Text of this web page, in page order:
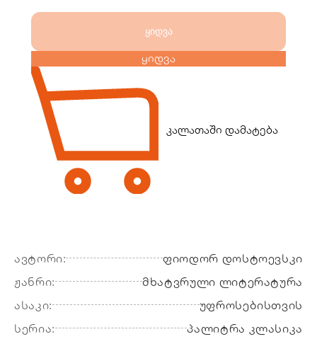
ყიდვა
ყიდვა
კალათაში დამატება
ავტორი:
ფიოდორ დოსტოევსკი
ჟანრი:
მხატვრული ლიტერატურა
ასაკი:
უფროსებისთვის
სერია:
პალიტრა კლასიკა